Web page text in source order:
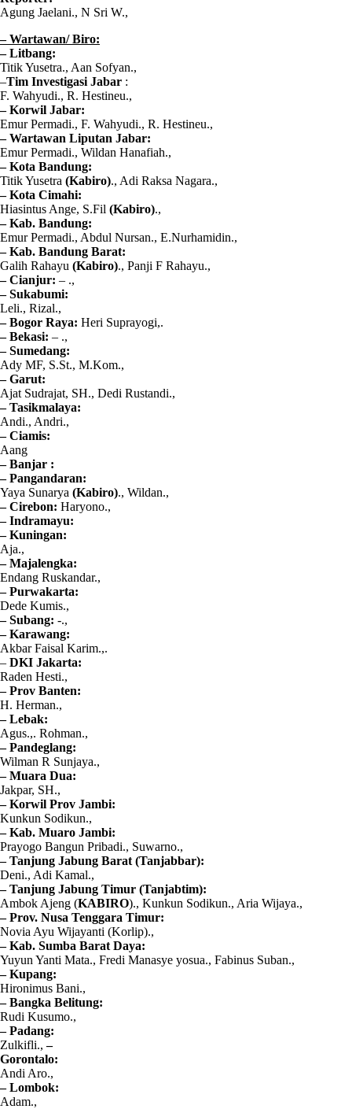
Agung Jaelani., N Sri W.,
– Wartawan/ Biro:
– Litbang:
Titik Yusetra., Aan Sofyan.,
–Tim Investigasi Jabar :
F. Wahyudi., R. Hestineu.,
– Korwil Jabar:
Emur Permadi., F. Wahyudi., R. Hestineu.,
– Wartawan Liputan Jabar:
Emur Permadi., Wildan Hanafiah.,
– Kota Bandung:
Titik Yusetra (Kabiro)., Adi Raksa Nagara.,
– Kota Cimahi:
Hiasintus Ange, S.Fil (Kabiro).,
– Kab. Bandung:
Emur Permadi., Abdul Nursan., E.Nurhamidin.,
– Kab. Bandung Barat:
Galih Rahayu (Kabiro)., Panji F Rahayu.,
– Cianjur: – .,
– Sukabumi:
Leli., Rizal.,
– Bogor Raya: Heri Suprayogi,.
– Bekasi: – .,
– Sumedang:
Ady MF, S.St., M.Kom.,
– Garut:
Ajat Sudrajat, SH., Dedi Rustandi.,
– Tasikmalaya:
Andi., Andri.,
– Ciamis:
Aang
– Banjar :
– Pangandaran:
Yaya Sunarya (Kabiro)., Wildan.,
– Cirebon: Haryono.,
– Indramayu:
– Kuningan:
Aja.,
– Majalengka:
Endang Ruskandar.,
– Purwakarta:
Dede Kumis.,
– Subang: -.,
– Karawang:
Akbar Faisal Karim.,.
– DKI Jakarta:
Raden Hesti.,
– Prov Banten:
H. Herman.,
– Lebak:
Agus.,. Rohman.,
– Pandeglang:
Wilman R Sunjaya.,
– Muara Dua:
Jakpar, SH.,
– Korwil Prov Jambi:
Kunkun Sodikun.,
– Kab. Muaro Jambi:
Prayogo Bangun Pribadi., Suwarno.,
– Tanjung Jabung Barat (Tanjabbar):
Deni., Adi Kamal.,
– Tanjung Jabung Timur (Tanjabtim):
Ambok Ajeng (KABIRO)., Kunkun Sodikun., Aria Wijaya.,
– Prov. Nusa Tenggara Timur:
Novia Ayu Wijayanti (Korlip).,
– Kab. Sumba Barat Daya:
Yuyun Yanti Mata., Fredi Manasye yosua., Fabinus Suban.,
– Kupang:
Hironimus Bani.,
– Bangka Belitung:
Rudi Kusumo.,
– Padang:
Zulkifli.,–
Gorontalo:
Andi Aro.,
– Lombok:
Adam.,